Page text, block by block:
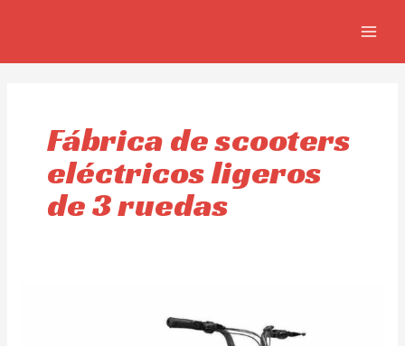
Fábrica de scooters
eléctricos ligeros
de 3 ruedas